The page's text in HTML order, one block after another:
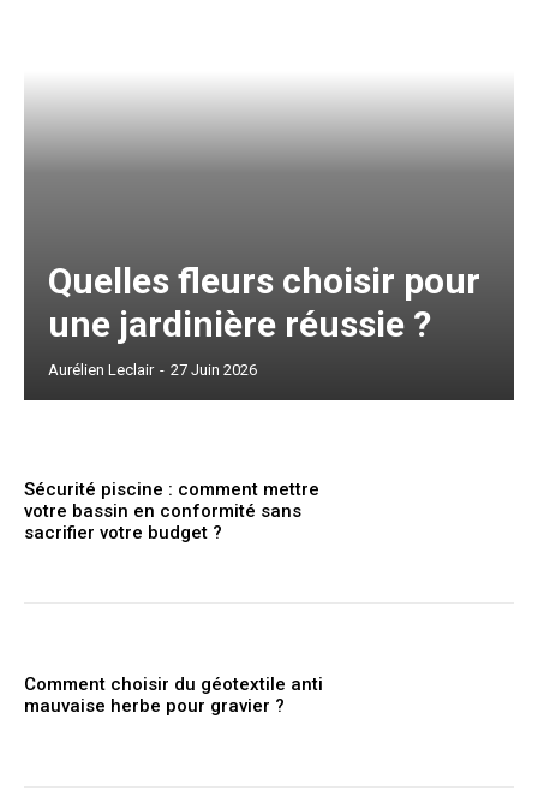
Quelles fleurs choisir pour
une jardinière réussie ?
Aurélien Leclair - 27 Juin 2026
Sécurité piscine : comment mettre
votre bassin en conformité sans
sacrifier votre budget ?
Comment choisir du géotextile anti
mauvaise herbe pour gravier ?